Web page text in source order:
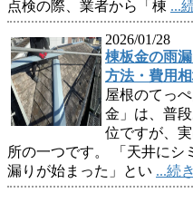
点検の際、業者から「棟 ...
2026/01/28
棟板金の雨
方法・費用
屋根のてっ
金」は、普
位ですが、
所の一つです。 「天井にシ
漏りが始まった」とい ...続